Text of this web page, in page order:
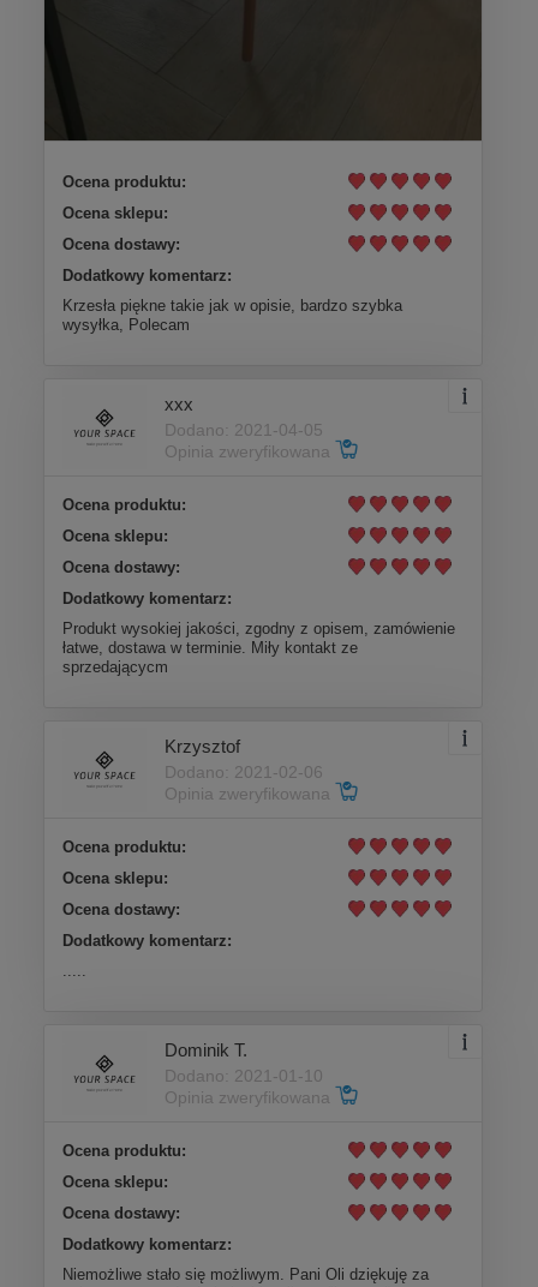
Ocena produktu:
Ocena sklepu:
Ocena dostawy:
Dodatkowy komentarz:
Krzesła piękne takie jak w opisie, bardzo szybka
wysyłka, Polecam
xxx
Dodano: 2021-04-05
Opinia zweryfikowana
Ocena produktu:
Ocena sklepu:
Ocena dostawy:
Dodatkowy komentarz:
Produkt wysokiej jakości, zgodny z opisem, zamówienie
łatwe, dostawa w terminie. Miły kontakt ze
sprzedającycm
Krzysztof
Dodano: 2021-02-06
Opinia zweryfikowana
Ocena produktu:
Ocena sklepu:
Ocena dostawy:
Dodatkowy komentarz:
Dominik T.
Dodano: 2021-01-10
Opinia zweryfikowana
Ocena produktu:
Ocena sklepu:
Ocena dostawy:
Dodatkowy komentarz:
Niemożliwe stało się możliwym. Pani Oli dziękuję za